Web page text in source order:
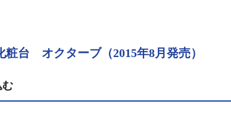
粧台 オクターブ（2015年8月発売）
む